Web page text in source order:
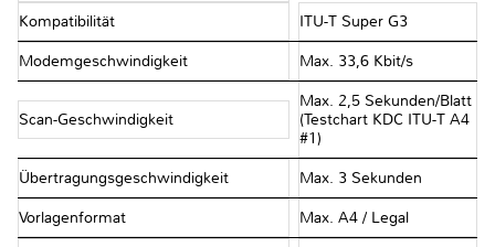
Kompatibilität ITU-T Super G3
Modemgeschwindigkeit Max. 33,6 Kbit/s
Scan-Geschwindigkeit
Max. 2,5 Sekunden/Blatt
(Testchart KDC ITU-T A4
#1)
Übertragungsgeschwindigkeit Max. 3 Sekunden
Vorlagenformat Max. A4 / Legal